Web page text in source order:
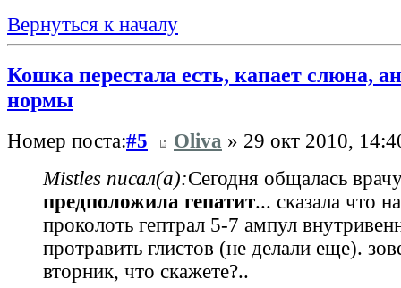
Вернуться к началу
Кошка перестала есть, капает слюна,
нормы
Номер поста:#5 Oliva » 29 окт 2010,
Mistles писал(а):Сегодня общалась
предположила гепатит... сказала что
проколоть гептрал 5-7 ампул
протравить глистов (не делали еще).
вторник, что скажете?..